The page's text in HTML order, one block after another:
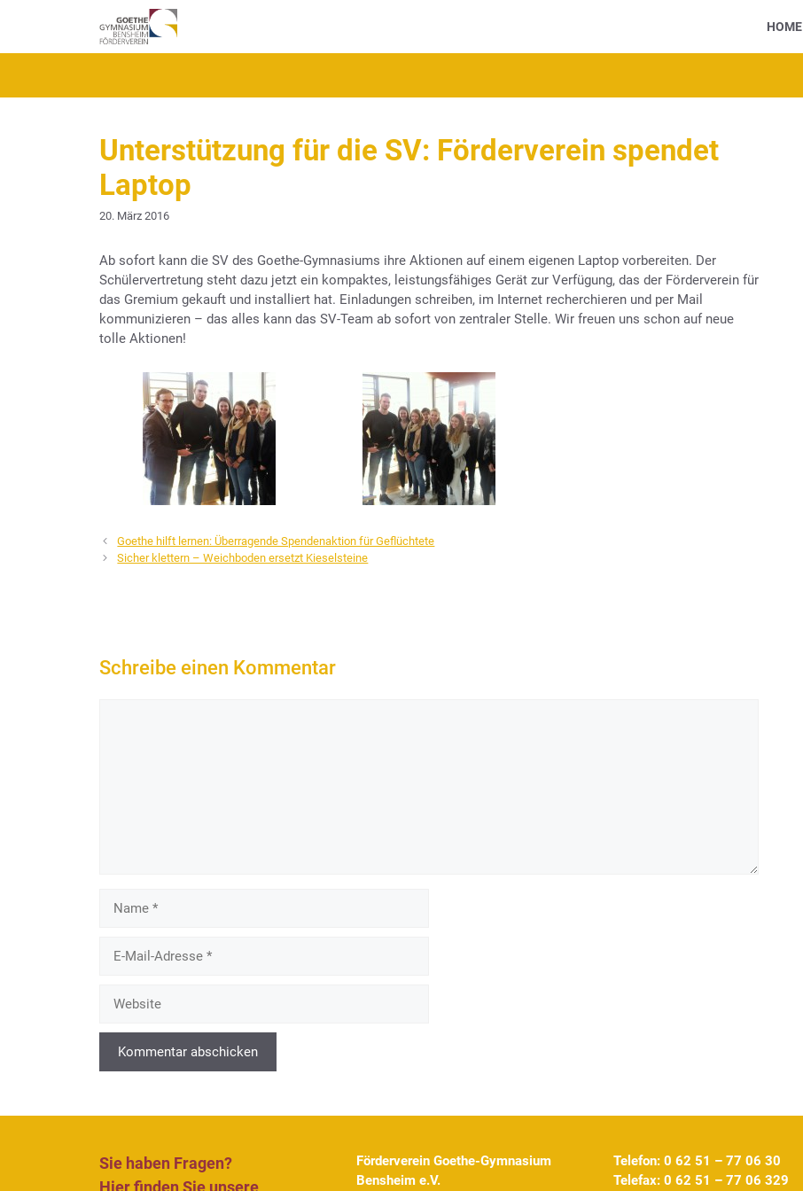
HOME
Unterstützung für die SV: Förderverein spendet
Laptop
20. März 2016
Ab sofort kann die SV des Goethe-Gymnasiums ihre Aktionen auf einem eigenen Laptop vorbereiten. Der
Schülervertretung steht dazu jetzt ein kompaktes, leistungsfähiges Gerät zur Verfügung, das der Förderverein für
das Gremium gekauft und installiert hat. Einladungen schreiben, im Internet recherchieren und per Mail
kommunizieren – das alles kann das SV-Team ab sofort von zentraler Stelle. Wir freuen uns schon auf neue
tolle Aktionen!
Goethe hilft lernen: Überragende Spendenaktion für Geflüchtete
Sicher klettern – Weichboden ersetzt Kieselsteine
Schreibe einen Kommentar
Mail-
Sie haben Fragen?
Förderverein Goethe-Gymnasium
Bensheim e.V.
Telefon: 0 62 51 – 77 06 30
Telefax: 0 62 51 – 77 06 329